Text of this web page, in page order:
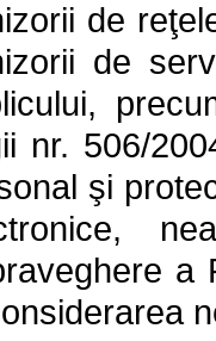
de
de
nr. 506/
şi
a